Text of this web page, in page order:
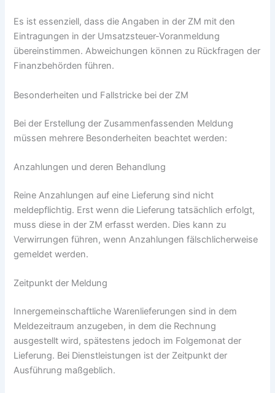
Es ist essenziell, dass die Angaben in der ZM mit den
Eintragungen in der Umsatzsteuer-Voranmeldung
übereinstimmen. Abweichungen können zu Rückfragen der
Finanzbehörden führen.
Besonderheiten und Fallstricke bei der ZM
Bei der Erstellung der Zusammenfassenden Meldung
müssen mehrere Besonderheiten beachtet werden:
Anzahlungen und deren Behandlung
Reine Anzahlungen auf eine Lieferung sind nicht
meldepflichtig. Erst wenn die Lieferung tatsächlich erfolgt,
muss diese in der ZM erfasst werden. Dies kann zu
Verwirrungen führen, wenn Anzahlungen fälschlicherweise
gemeldet werden.
Zeitpunkt der Meldung
Innergemeinschaftliche Warenlieferungen sind in dem
Meldezeitraum anzugeben, in dem die Rechnung
ausgestellt wird, spätestens jedoch im Folgemonat der
Lieferung. Bei Dienstleistungen ist der Zeitpunkt der
Ausführung maßgeblich.